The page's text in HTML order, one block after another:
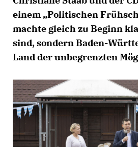
einem „Politischen
machte gleich zu Beginn
sind, sondern Baden-
Land der unbegrenzten